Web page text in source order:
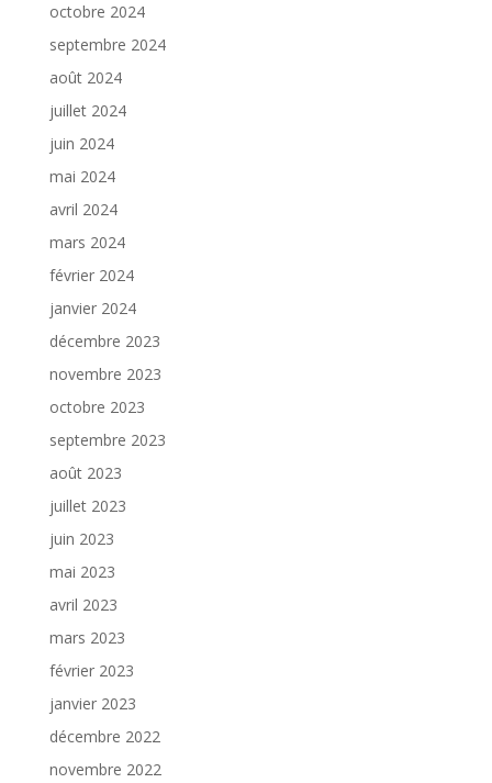
octobre 2024
septembre 2024
août 2024
juillet 2024
juin 2024
mai 2024
avril 2024
mars 2024
février 2024
janvier 2024
décembre 2023
novembre 2023
octobre 2023
septembre 2023
août 2023
juillet 2023
juin 2023
mai 2023
avril 2023
mars 2023
février 2023
janvier 2023
décembre 2022
novembre 2022